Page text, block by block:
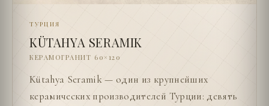
ТУРЦИЯ
KÜTAHYA SERAMIK
КЕРАМОГРАНИТ 60×120
Kütahya Seramik — один из крупнейших
керамических производителей Турции: девять